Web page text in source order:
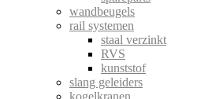
wandbeugels
rail systemen
staal verzinkt
RVS
kunststof
slang geleiders
kogelkranen